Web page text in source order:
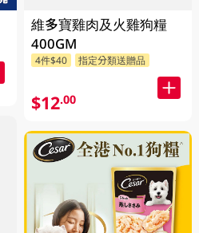
維多寶雞肉及火雞狗糧
400GM
4件$40 指定分類送贈品
$12.00